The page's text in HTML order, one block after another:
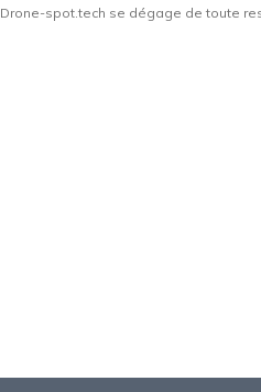
spot.tech se dégage de toute